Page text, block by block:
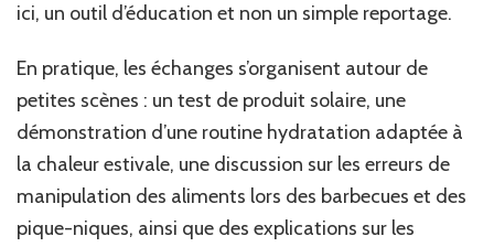
ici, un outil d’éducation et non un simple reportage.
En pratique, les échanges s’organisent autour de
petites scènes : un test de produit solaire, une
démonstration d’une routine hydratation adaptée à
la chaleur estivale, une discussion sur les erreurs de
manipulation des aliments lors des barbecues et des
pique-niques, ainsi que des explications sur les